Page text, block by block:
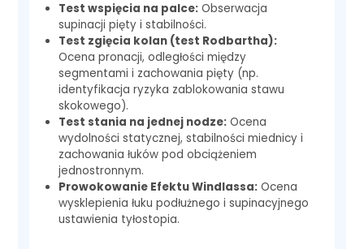
Test wspięcia na palce:Obserwacja
supinacji pięty i stabilności.
Test zgięcia kolan (test Rodbartha):
Ocena pronacji, odległości między
segmentami i zachowania pięty (np.
identyfikacja ryzyka zablokowania stawu
skokowego).
Test stania na jednej nodze:Ocena
wydolności statycznej, stabilności miednicy i
zachowania łuków pod obciążeniem
jednostronnym.
Prowokowanie Efektu Windlassa:Ocena
wysklepienia łuku podłużnego i supinacyjnego
ustawienia tyłostopia.